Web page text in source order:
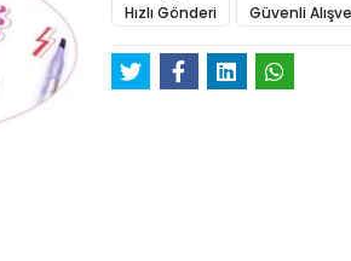
Hızlı Gönderi Güvenli